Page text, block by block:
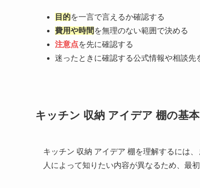
目的を一言で言えるか確認する
費用や時間 を無理のない範囲で決める
注意点を先に確認する
迷ったときに確認する公式情報や相談先
キッチン 収納 アイデア 棚の基
キッチン 収納 アイデア 棚を理解するには
人によって知りたい内容が異なるため、最